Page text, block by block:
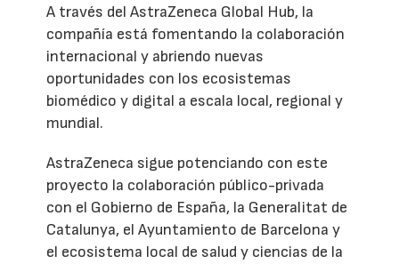
A través del AstraZeneca Global Hub, la
compañía está fomentando la colaboración
internacional y abriendo nuevas
oportunidades con los ecosistemas
biomédico y digital a escala local, regional y
mundial.
AstraZeneca sigue potenciando con este
proyecto la colaboración público-privada
con el Gobierno de España, la Generalitat de
Catalunya, el Ayuntamiento de Barcelona y
el ecosistema local de salud y ciencias de la